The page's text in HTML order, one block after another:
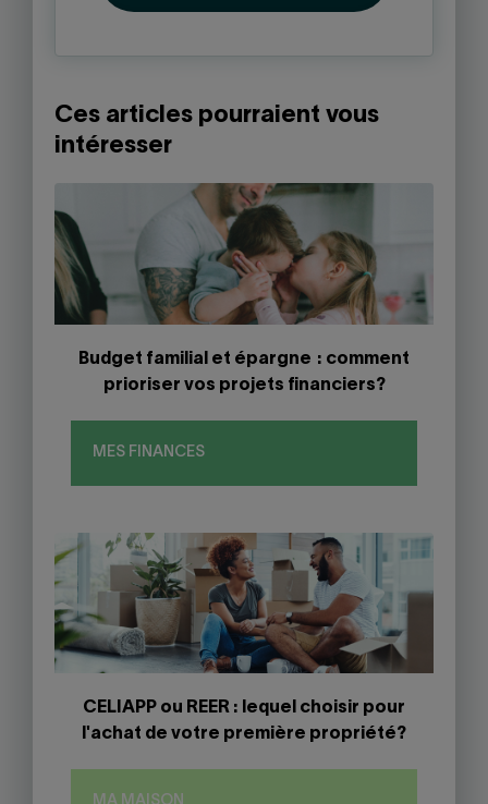
Ces articles pourraient vous
intéresser
Budget familial et épargne : comment
prioriser vos projets financiers?
MES FINANCES
CELIAPP ou REER : lequel choisir pour
l'achat de votre première propriété?